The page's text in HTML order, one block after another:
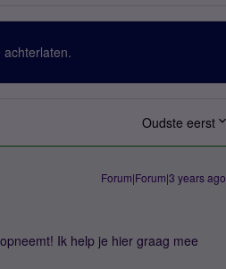
Oudste eerst
Forum|Forum|3 years ago
Ik help je hier graag mee